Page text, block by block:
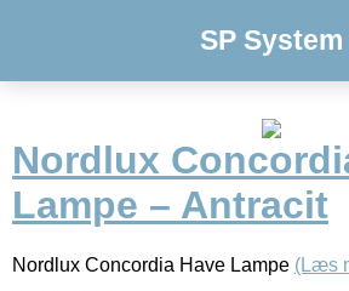
SP System
Nordlux
Lampe – Antracit
Nordlux Concordia Have Lampe (Læs